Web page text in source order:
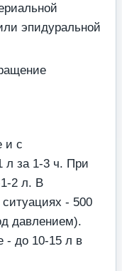
эпидуральной
и с
л за 1-3 ч. При
2 л. В
- 500
давлением).
- до 10-15 л в